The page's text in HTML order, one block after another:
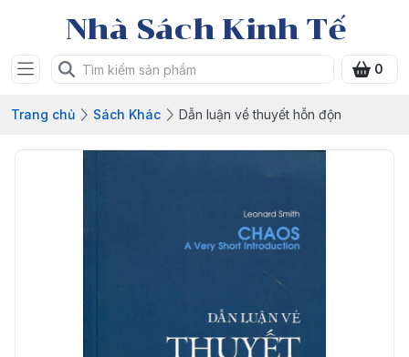
Nhà Sách Kinh Tế
0
Trang chủ Sách Khác Dẫn luận về thuyết hỗn độn